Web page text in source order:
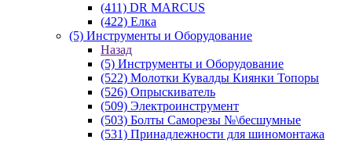
(411) DR MARCUS
(422) Елка
(5) Инструменты и Оборудование
Назад
(5) Инструменты и Оборудование
(522) Молотки Кувалды Киянки Топоры
(526) Опрыскиватель
(509) Электроинструмент
(503) Болты Саморезы №\бесшумные
(531) Принадлежности для шиномонтажа